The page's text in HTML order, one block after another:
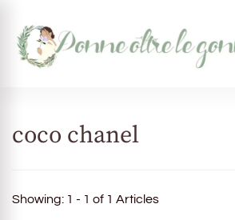
coco chanel
Showing: 1 - 1 of 1 Articles